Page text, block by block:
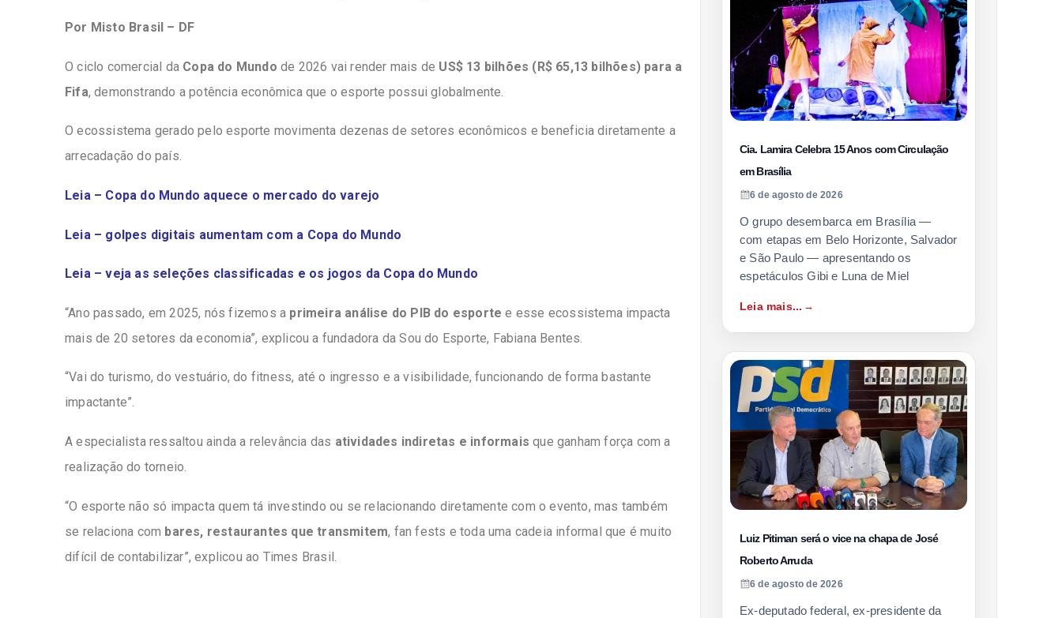
k
Por Misto Brasil – DF
O ciclo comercial da Copa do Mundo de 2026 vai render mais de US$ 13 bilhões (R$ 65,13 bilhões) para a
Fifa, demonstrando a potência econômica que o esporte possui globalmente.
O ecossistema gerado pelo esporte movimenta dezenas de setores econômicos e beneficia diretamente a
arrecadação do país.
Leia – Copa do Mundo aquece o mercado do varejo
Leia – golpes digitais aumentam com a Copa do Mundo
Leia – veja as seleções classificadas e os jogos da Copa do Mundo
“Ano passado, em 2025, nós fizemos a primeira análise do PIB do esporte e esse ecossistema impacta
mais de 20 setores da economia”, explicou a fundadora da Sou do Esporte, Fabiana Bentes.
“Vai do turismo, do vestuário, do fitness, até o ingresso e a visibilidade, funcionando de forma bastante
impactante”.
A especialista ressaltou ainda a relevância das atividades indiretas e informais que ganham força com a
realização do torneio.
“O esporte não só impacta quem tá investindo ou se relacionando diretamente com o evento, mas também
se relaciona com bares, restaurantes que transmitem, fan fests e toda uma cadeia informal que é muito
difícil de contabilizar”, explicou ao Times Brasil.
Cia. Lamira Celebra 15 Anos com Circulação
em Brasília
6 de agosto de 2026
O grupo desembarca em Brasília —
com etapas em Belo Horizonte, Salvador
e São Paulo — apresentando os
espetáculos Gibi e Luna de Miel
Leia mais...
Luiz Pitiman será o vice na chapa de José
Roberto Arruda
6 de agosto de 2026
Ex-deputado federal, ex-presidente da